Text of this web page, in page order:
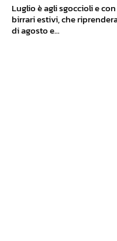
Luglio è agli sgoccioli e
birrari estivi, che
di agosto e...